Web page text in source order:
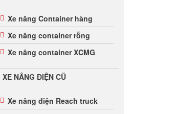
Xe nâng Container hàng
Xe nâng container rỗng
Xe nâng container XCMG
XE NÂNG ĐIỆN CŨ
Xe nâng điện Reach truck